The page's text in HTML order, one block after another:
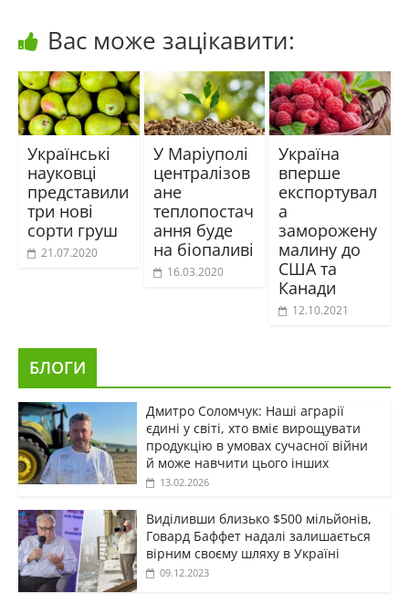
Вас може зацікавити:
Українські
науковці
представили
три нові
сорти груш
21.07.2020
У Маріуполі
централізов
ане
теплопостач
ання буде
на біопаливі
16.03.2020
Україна
вперше
експортувал
а
заморожену
малину до
США та
Канади
12.10.2021
БЛОГИ
Дмитро Соломчук: Наші аграрії
єдині у світі, хто вміє вирощувати
продукцію в умовах сучасної війни
й може навчити цього інших
13.02.2026
Виділивши близько $500 мільйонів,
Говард Баффет надалі залишається
вірним своєму шляху в Україні
09.12.2023